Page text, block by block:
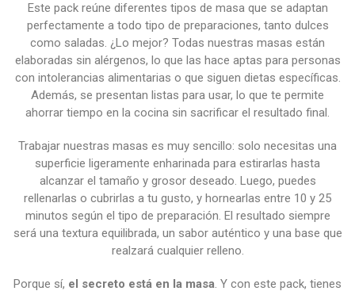
Este pack reúne diferentes tipos de masa que se adaptan
perfectamente a todo tipo de preparaciones, tanto dulces
como saladas. ¿Lo mejor? Todas nuestras masas están
elaboradas sin alérgenos, lo que las hace aptas para personas
con intolerancias alimentarias o que siguen dietas específicas.
Además, se presentan listas para usar, lo que te permite
ahorrar tiempo en la cocina sin sacrificar el resultado final.
Trabajar nuestras masas es muy sencillo: solo necesitas una
superficie ligeramente enharinada para estirarlas hasta
alcanzar el tamaño y grosor deseado. Luego, puedes
rellenarlas o cubrirlas a tu gusto, y hornearlas entre 10 y 25
minutos según el tipo de preparación. El resultado siempre
será una textura equilibrada, un sabor auténtico y una base que
realzará cualquier relleno.
Porque sí, el secreto está en la masa. Y con este pack, tienes